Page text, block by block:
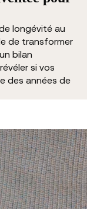
longévité au
de transformer
bilan
si vos
des années de